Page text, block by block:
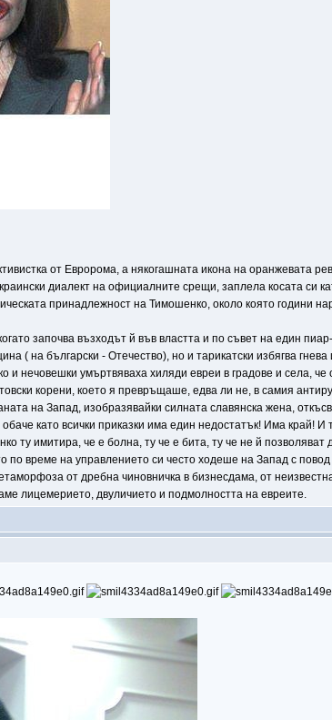
от Евророма, а някогашната икона на оранжевата
диалект на официалните срещи, заплела косата си
принадлежност на Тимошенко, около която години
започва възходът й във властта и по съвет на един
( на български - Отечество), но и тарикатски избягва
и нечовешки умъртвяваха хиляди евреи в градове и села,
корени, което я превръщаше, едва ли не, в самия
на Запад, изобразявайки силната славянска жена,
като всички приказки има един недостатък! Има край!
ту имитира, че е болна, ту че е бита, ту че не й
по време на управлението си често ходеше на Запад с
от дребна чиновничка в бизнесдама, от
лицемерието, двуличието и подмолността на евреите.